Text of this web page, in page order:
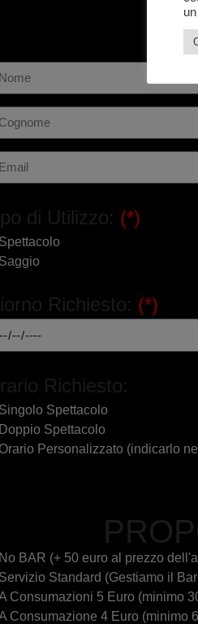
di Utilizzo: (*)
Spettacolo
Saggio
Richiesto: (*)
Richiesto:
Singolo Spettacolo
Doppio Spettacolo
Orario Personalizzato (indicarlo
No BAR (+ 50 euro al prezzo
Servizio Standard (Gestiamo il
Consumazioni 5 Euro (minimo
Consumazione 4 Euro (minimo